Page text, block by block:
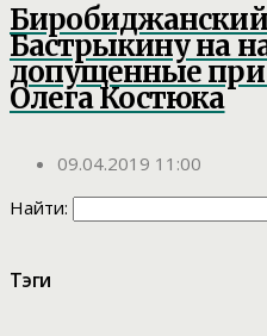
Биробиджанский
Бастрыкину на
допущенные
Олега Костюка
09.04.2019 11:00
Найти:
Тэги